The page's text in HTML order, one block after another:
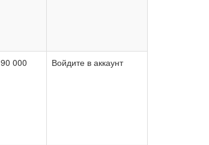
90 000 Войдите в аккаунт